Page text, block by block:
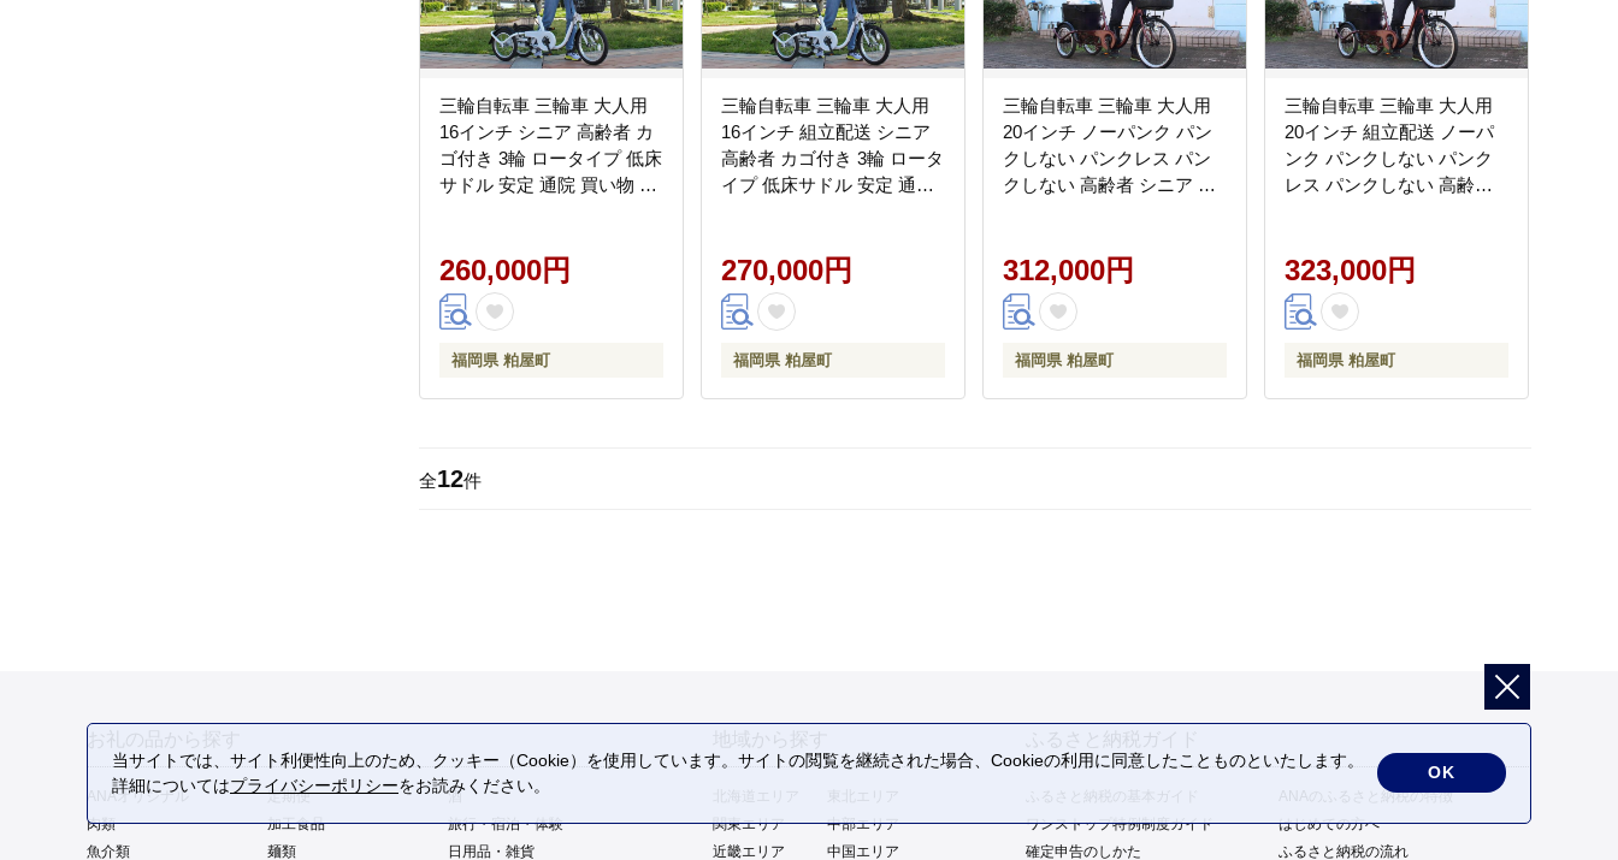
三輪自転車 三輪車 大人用
16インチ シニア 高齢者 カ
ゴ付き 3輪 ロータイプ 低床
サドル 安定 通院 買い物 免
ムゴ スイングチャーリー
MG-TRE16L 福岡県 粕屋町
CC009
260,000円
福岡県 粕屋町
三輪自転車 三輪車 大人用
16インチ 組立配送 シニア
高齢者 カゴ付き 3輪 ロータ
イプ 低床サドル 安定 通院
心 安全 ミムゴ スイングチ
ャーリー MG-TRE16L 福岡
県 粕屋町 CC010
270,000円
福岡県 粕屋町
三輪自転車 三輪車 大人用
20インチ ノーパンク パン
クしない パンクレス パン
クしない 高齢者 シニア カ
ント 人気 安心 安全 ミムゴ
アクティブプラス MG-
TRE20APNL 福岡県 粕屋町
312,000円
福岡県 粕屋町
三輪自転車 三輪車 大人用
20インチ 組立配送 ノーパ
ンク パンクしない パンク
レス パンクしない 高齢者
ト プレゼント 人気 安心 安
全 ミムゴ アクティブプラ
ス MG-TRE20APNL 福岡県
323,000円
福岡県 粕屋町
全12件
お礼の品から探す
ANAオリジナル 定期便
酒
肉類
加工食品
旅行・宿泊・体験
魚介類
麺類 日用品・雑貨
地域から探す
関東エリア
中部エリア
近畿エリア
中国エリア
ふるさと納税ガイド
ふるさと納税の基本ガイド
ANAのふるさと納税の特徴
ワンストップ特例制度ガイド
はじめての方へ
確定申告のしかた
ふるさと納税の流れ
当サイトでは、サイト利便性向上のため、クッキー（Cookie）を使用しています。サイトの閲覧を継続された場合、Cookieの利用に同意したことものといたします。
詳細についてはプライバシーポリシーをお読みください。
OK